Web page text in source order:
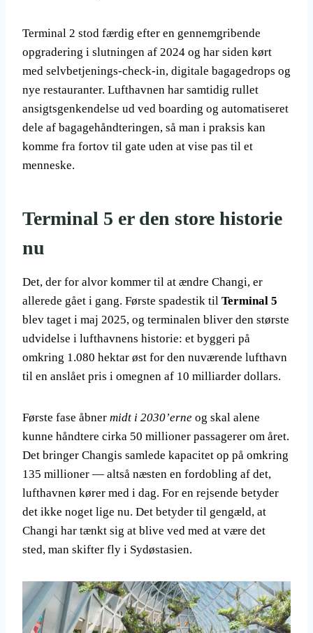
Terminal 2 stod færdig efter en gennemgribende
opgradering i slutningen af 2024 og har siden kørt
med selvbetjenings-check-in, digitale bagagedrops og
nye restauranter. Lufthavnen har samtidig rullet
ansigtsgenkendelse ud ved boarding og automatiseret
dele af bagagehåndteringen, så man i praksis kan
komme fra fortov til gate uden at vise pas til et
menneske.
Terminal 5 er den store historie
nu
Det, der for alvor kommer til at ændre Changi, er
allerede gået i gang. Første spadestik til Terminal 5
blev taget i maj 2025, og terminalen bliver den største
udvidelse i lufthavnens historie: et byggeri på
omkring 1.080 hektar øst for den nuværende lufthavn
til en anslået pris i omegnen af 10 milliarder dollars.
Første fase åbner midt i 2030’erne og skal alene
kunne håndtere cirka 50 millioner passagerer om året.
Det bringer Changis samlede kapacitet op på omkring
135 millioner — altså næsten en fordobling af det,
lufthavnen kører med i dag. For en rejsende betyder
det ikke noget lige nu. Det betyder til gengæld, at
Changi har tænkt sig at blive ved med at være det
sted, man skifter fly i Sydøstasien.